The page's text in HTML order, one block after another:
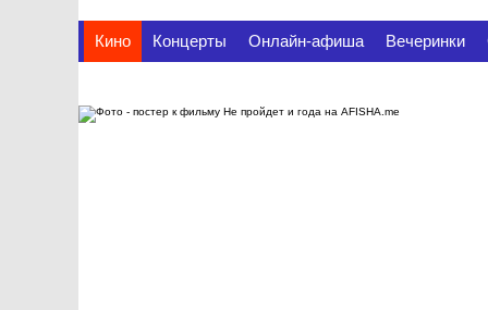
Кино Концерты Онлайн-афиша Вечеринки